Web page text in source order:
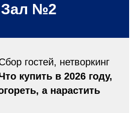
Зал №2
гостей, нетворкинг
купить в 2026 году,
а нарастить